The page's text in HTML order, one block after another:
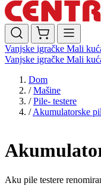
Vanjske igračke Mali
Vanjske igračke Mali
Dom
/ Mašine
/ Pile- testere
/ Akumulatorske
Aku pile testere